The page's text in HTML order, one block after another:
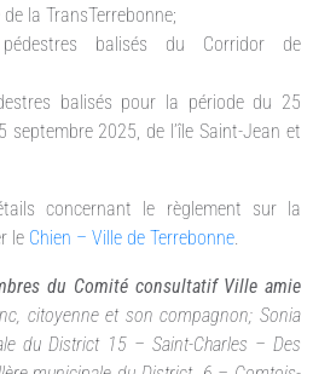
la TransTerrebonne;
balisés du Corridor de
balisés pour la période du 25
septembre 2025, de l’île Saint-Jean et
concernant le règlement sur la
le Chien – Ville de Terrebonne.
du Comité consultatif Ville amie
citoyenne et son compagnon; Sonia
du District 15 – Saint-Charles – Des